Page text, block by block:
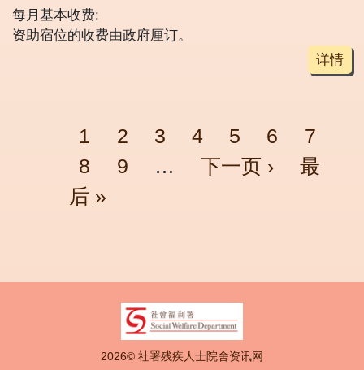
每月基本收费:
资助宿位的收费由政府厘订。
详情
Pagination
页面
1 页面
2 页面
3 页面
4 页面
5 页面
6 页面
7
页面
8 页面
9 … Next page
下一页 › Last
最
后 »
2026© 社署残疾人士院舍资讯网